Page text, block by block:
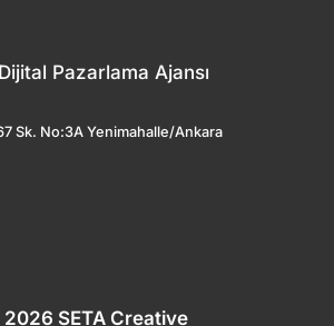
Pazarlama Ajansı
Sk. No:3A Yenimahalle/Ankara
SETA Creative